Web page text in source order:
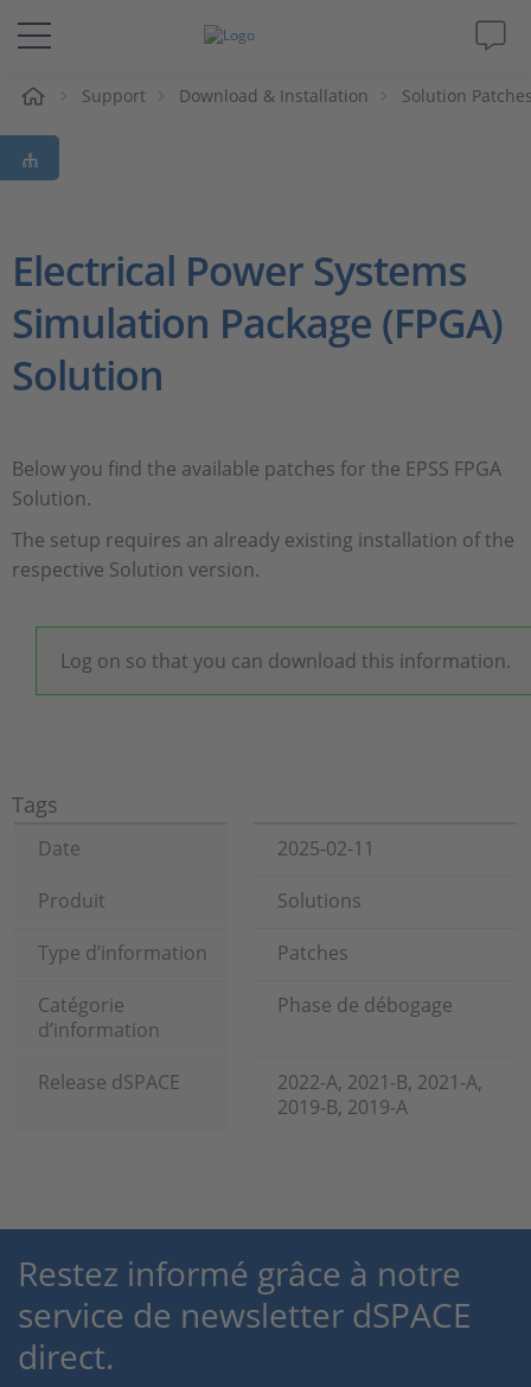
Solutions & Produits
Support
Société
Carrières
Support Download & Installation Solution
Electrical Power Systems
Simulation Package (FPGA)
Solution
Below you find the available patches for the EPSS FPGA
Solution.
The setup requires an already existing installation of the
respective Solution version.
Log on so that you can download this information.
Tags
Date
2025-02-11
Produit
Solutions
Type d’information
Patches
Catégorie
d’information
Phase de débogage
Release dSPACE
2022-A, 2021-B, 2021-A,
2019-B, 2019-A
Restez informé grâce à notre
service de newsletter dSPACE
direct.